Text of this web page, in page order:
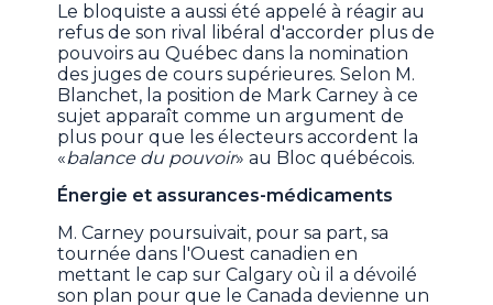
Le bloquiste a aussi été appelé à réagir au
refus de son rival libéral d'accorder plus de
pouvoirs au Québec dans la nomination
des juges de cours supérieures. Selon M.
Blanchet, la position de Mark Carney à ce
sujet apparaît comme un argument de
plus pour que les électeurs accordent la
«balance du pouvoir» au Bloc québécois.
Énergie et assurances-médicaments
M. Carney poursuivait, pour sa part, sa
tournée dans l'Ouest canadien en
mettant le cap sur Calgary où il a dévoilé
son plan pour que le Canada devienne un